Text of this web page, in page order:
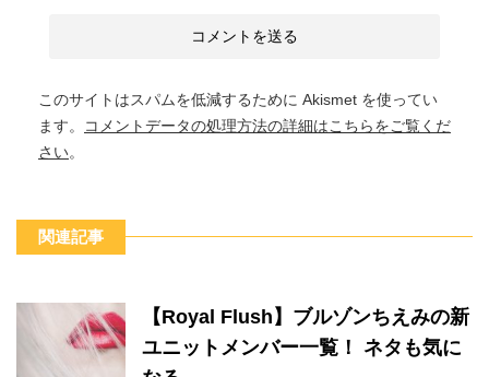
このサイトはスパムを低減するために Akismet を使ってい
ます。
コメントデータの処理方法の詳細はこちらをご覧くだ
さい。
関連記事
【Royal Flush】ブルゾンちえみの新
ユニットメンバー一覧！ ネタも気に